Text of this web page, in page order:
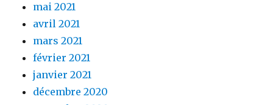
mai 2021
avril 2021
mars 2021
février 2021
janvier 2021
décembre 2020